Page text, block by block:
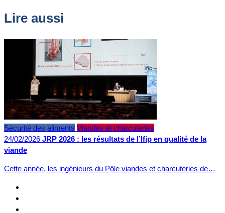
Lire aussi
Sécurité des aliments Viandes et charcuteries
24/02/2026 JRP 2026 : les résultats de l’Ifip en qualité de la
viande
Cette année, les ingénieurs du Pôle viandes et charcuteries de…